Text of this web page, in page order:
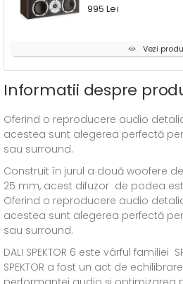
995 Lei
Vezi
Informatii despre
Oferind o reproducere audio
acestea sunt alegerea perfectă
sau surround.
Construit în jurul a două woofere
25 mm, acest difuzor de podea
Oferind o reproducere audio
acestea sunt alegerea perfectă
sau surround.
DALI SPEKTOR 6 este vârful familiei
SPEKTOR a fost un act de